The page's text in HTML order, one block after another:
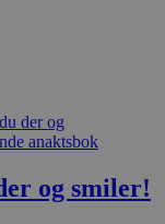
og smiler!